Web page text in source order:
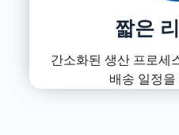
짧은
간소화된 생산 프로세
배송 일정